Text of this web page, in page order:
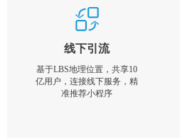
线下引流
基于LBS地理位置，共享10
亿用户，连接线下服务，精
准推荐小程序